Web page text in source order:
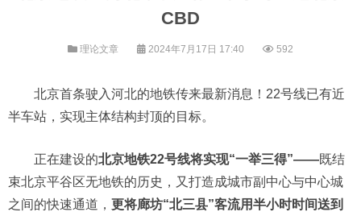
CBD
理论文章 2024年7月17日 17:40 592
北京首条驶入河北的地铁传来最新消息！22号线已有近
半车站，实现主体结构封顶的目标。
正在建设的北京地铁22号线将实现“一举三得”——既结
束北京平谷区无地铁的历史，又打造成城市副中心与中心城
之间的快速通道， 更将廊坊“北三县”客流用半小时时间送到